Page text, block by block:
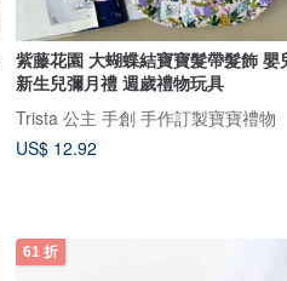
紫藤花園 大蝴蝶結寶寶髮帶髮飾 嬰兒
新生兒彌月禮 週歲禮物玩具
Trista 公主 手創 手作訂製寶寶禮物
US$ 12.92
61 折